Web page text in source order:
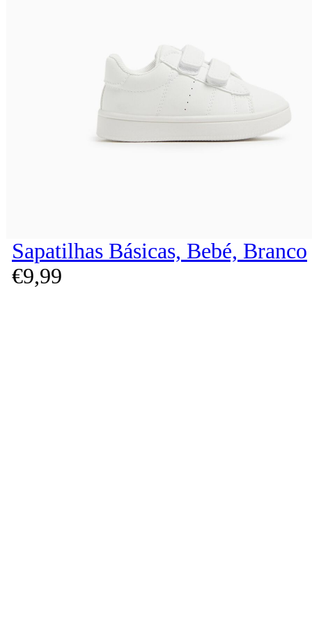
Sapatilhas Básicas, Bebé, Branco
€9,99